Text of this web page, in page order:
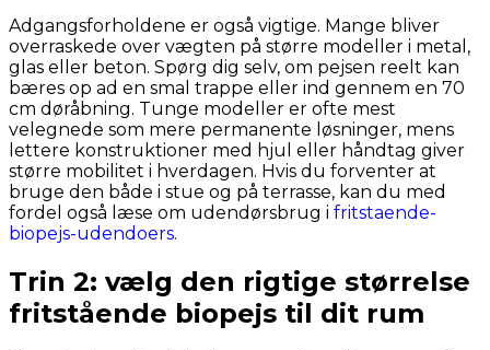
Adgangsforholdene er også vigtige. Mange bliver
overraskede over vægten på større modeller i metal,
glas eller beton. Spørg dig selv, om pejsen reelt kan
bæres op ad en smal trappe eller ind gennem en 70
cm døråbning. Tunge modeller er ofte mest
velegnede som mere permanente løsninger, mens
lettere konstruktioner med hjul eller håndtag giver
større mobilitet i hverdagen. Hvis du forventer at
bruge den både i stue og på terrasse, kan du med
fordel også læse om udendørsbrug i fritstaende-
biopejs-udendoers.
Trin 2: vælg den rigtige størrelse
fritstående biopejs til dit rum